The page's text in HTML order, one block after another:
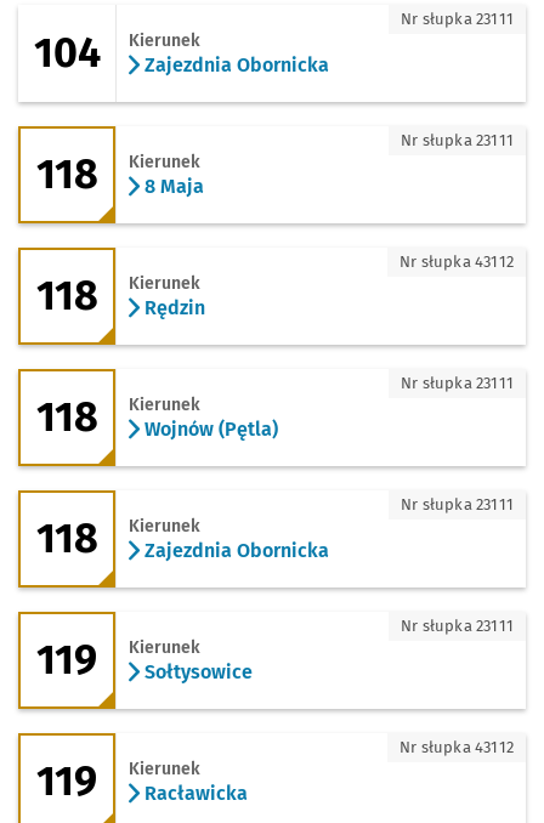
104 - kierunek Zajezdnia Obornicka
104 Kierunek
Zajezdnia Obornicka
Nr słupka 23111
118 - kierunek 8 Maja
118 Kierunek
8 Maja
Nr słupka 23111
118 - kierunek Rędzin
118 Kierunek
Rędzin
Nr słupka 43112
118 - kierunek Wojnów (Pętla)
118 Kierunek
Wojnów (Pętla)
Nr słupka 23111
118 - kierunek Zajezdnia Obornicka
118 Kierunek
Zajezdnia Obornicka
Nr słupka 23111
119 - kierunek Sołtysowice
119 Kierunek
Sołtysowice
Nr słupka 23111
119 - kierunek Racławicka
119 Kierunek
Racławicka
Nr słupka 43112